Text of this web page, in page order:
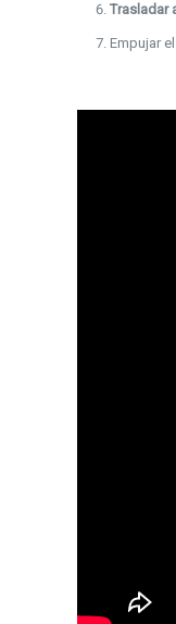
Trasladar
Empujar